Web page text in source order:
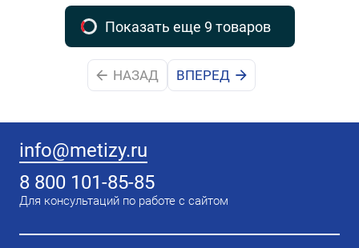
Показать еще 9 товаров
НАЗАД ВПЕРЕД
info@metizy.ru
8 800 101-85-85
Для консультаций по работе с сайтом